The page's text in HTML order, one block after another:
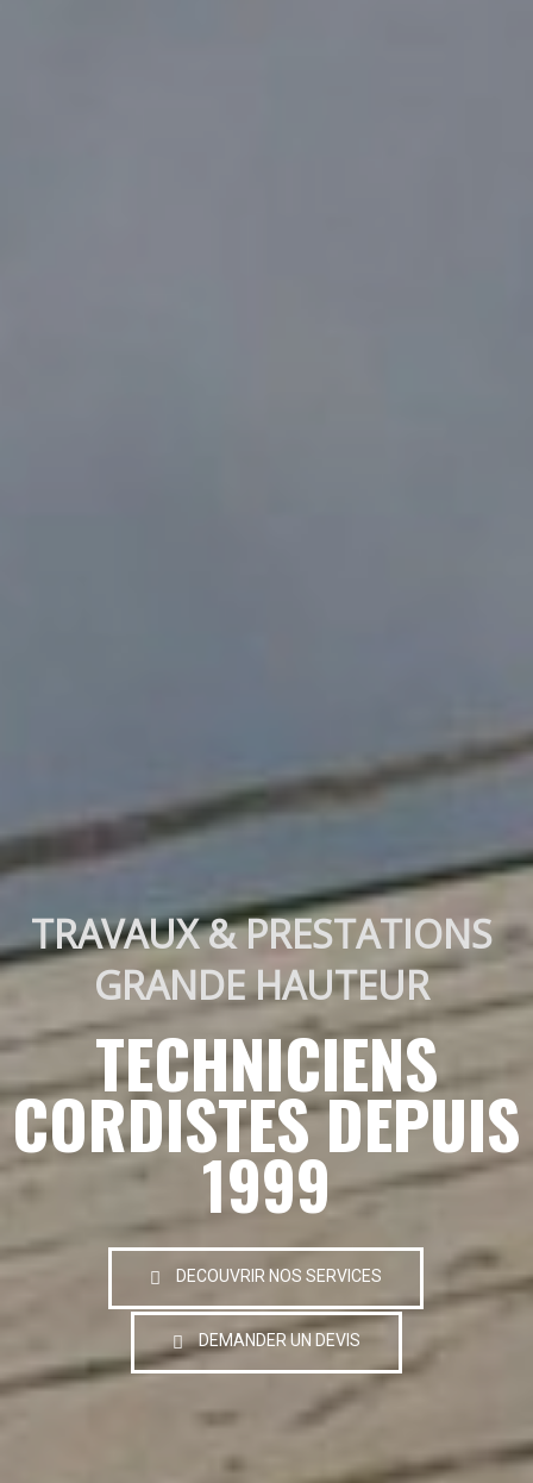
TRAVAUX & PRESTATIONS
GRANDE HAUTEUR
TECHNICIENS
CORDISTES DEPUIS
1999
DECOUVRIR NOS SERVICES
DEMANDER UN DEVIS